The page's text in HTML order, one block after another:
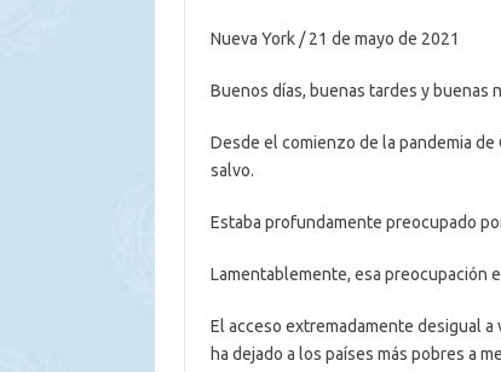
Nueva York / 21 de mayo de 2021
Buenos días, buenas tardes y buenas
Desde el comienzo de la pandemia
salvo.
Estaba profundamente preocupado
Lamentablemente, esa preocupación
El acceso extremadamente desigual
ha dejado a los países más pobres a